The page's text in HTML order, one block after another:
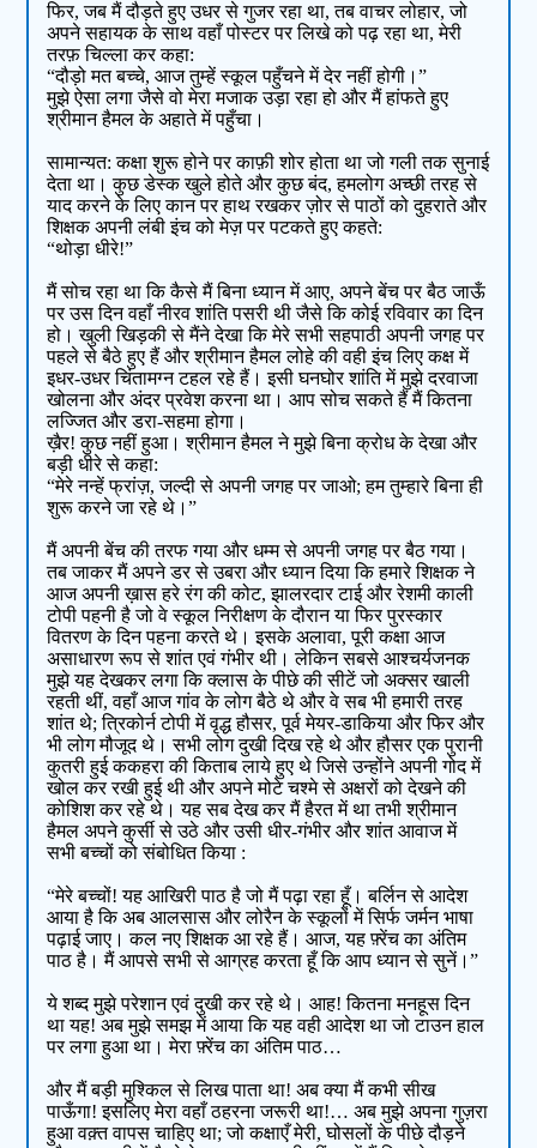
फिर, जब मैं दौड़ते हुए उधर से गुजर रहा था, तब वाचर लोहार, जो
अपने सहायक के साथ वहाँ पोस्टर पर लिखे को पढ़ रहा था, मेरी
तरफ़ चिल्ला कर कहा:
“दौड़ो मत बच्चे, आज तुम्हें स्कूल पहुँचने में देर नहीं होगी।”
मुझे ऐसा लगा जैसे वो मेरा मजाक उड़ा रहा हो और मैं हांफते हुए
श्रीमान हैमल के अहाते में पहुँचा।
सामान्यत: कक्षा शुरू होने पर काफ़ी शोर होता था जो गली तक सुनाई
देता था। कुछ डेस्क खुले होते और कुछ बंद, हमलोग अच्छी तरह से
याद करने के लिए कान पर हाथ रखकर ज़ोर से पाठों को दुहराते और
शिक्षक अपनी लंबी इंच को मेज़ पर पटकते हुए कहते:
“थोड़ा धीरे!”
मैं सोच रहा था कि कैसे मैं बिना ध्यान में आए, अपने बेंच पर बैठ जाऊँ
पर उस दिन वहाँ नीरव शांति पसरी थी जैसे कि कोई रविवार का दिन
हो। खुली खिड़की से मैंने देखा कि मेरे सभी सहपाठी अपनी जगह पर
पहले से बैठे हुए हैं और श्रीमान हैमल लोहे की वही इंच लिए कक्ष में
इधर-उधर चिंतामग्न टहल रहे हैं। इसी घनघोर शांति में मुझे दरवाजा
खोलना और अंदर प्रवेश करना था। आप सोच सकते हैं मैं कितना
लज्जित और डरा-सहमा होगा।
ख़ैर! कुछ नहीं हुआ। श्रीमान हैमल ने मुझे बिना क्रोध के देखा और
बड़ी धीरे से कहा:
“मेरे नन्हें फ्रांज़, जल्दी से अपनी जगह पर जाओ; हम तुम्हारे बिना ही
शुरू करने जा रहे थे।”
मैं अपनी बेंच की तरफ गया और धम्म से अपनी जगह पर बैठ गया।
तब जाकर मैं अपने डर से उबरा और ध्यान दिया कि हमारे शिक्षक ने
आज अपनी ख़ास हरे रंग की कोट, झालरदार टाई और रेशमी काली
टोपी पहनी है जो वे स्कूल निरीक्षण के दौरान या फिर पुरस्कार
वितरण के दिन पहना करते थे। इसके अलावा, पूरी कक्षा आज
असाधारण रूप से शांत एवं गंभीर थी। लेकिन सबसे आश्चर्यजनक
मुझे यह देखकर लगा कि क्लास के पीछे की सीटें जो अक्सर खाली
रहती थीं, वहाँ आज गांव के लोग बैठे थे और वे सब भी हमारी तरह
शांत थे; त्रिकोर्न टोपी में वृद्ध हौसर, पूर्व मेयर-डाकिया और फिर और
भी लोग मौजूद थे। सभी लोग दुखी दिख रहे थे और हौसर एक पुरानी
कुतरी हुई ककहरा की किताब लाये हुए थे जिसे उन्होंने अपनी गोद में
खोल कर रखी हुई थी और अपने मोटे चश्मे से अक्षरों को देखने की
कोशिश कर रहे थे। यह सब देख कर मैं हैरत में था तभी श्रीमान
हैमल अपने कुर्सी से उठे और उसी धीर-गंभीर और शांत आवाज में
सभी बच्चों को संबोधित किया :
“मेरे बच्चों! यह आखिरी पाठ है जो मैं पढ़ा रहा हूँ। बर्लिन से आदेश
आया है कि अब आलसास और लोरैन के स्कूलों में सिर्फ जर्मन भाषा
पढ़ाई जाए। कल नए शिक्षक आ रहे हैं। आज, यह फ़्रेंच का अंतिम
पाठ है। मैं आपसे सभी से आग्रह करता हूँ कि आप ध्यान से सुनें।”
ये शब्द मुझे परेशान एवं दुखी कर रहे थे। आह! कितना मनहूस दिन
था यह! अब मुझे समझ में आया कि यह वही आदेश था जो टाउन हाल
पर लगा हुआ था। मेरा फ़्रेंच का अंतिम पाठ…
और मैं बड़ी मुश्किल से लिख पाता था! अब क्या मैं कभी सीख
पाऊँगा! इसलिए मेरा वहाँ ठहरना जरूरी था!… अब मुझे अपना गुज़रा
हुआ वक़्त वापस चाहिए था; जो कक्षाएँ मेरी, घोसलों के पीछे दौड़ने